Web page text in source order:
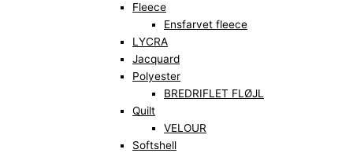
Fleece
Ensfarvet fleece
LYCRA
Jacquard
Polyester
BREDRIFLET FLØJL
Quilt
VELOUR
Softshell